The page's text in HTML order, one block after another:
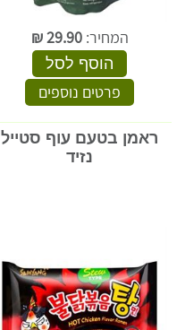
המחיר:29.90
₪
הוסף לסל
פרטים נוספים
ראמן בטעם עוף סטייל
נזיד